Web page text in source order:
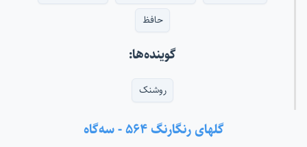
حافظ
گوینده‌ها:
روشنک
گلهای رنگارنگ ۵۶۴ - سه‌گاه